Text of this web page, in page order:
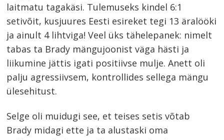
laitmatu tagakäsi. Tulemuseks kindel 6:1
setivõit, kusjuures Eesti esireket tegi 13 äralööki
ja ainult 4 lihtviga! Veel üks tähelepanek: nimelt
tabas ta Brady mängujoonist väga hästi ja
liikumine jättis igati positiivse mulje. Anett oli
palju agressiivsem, kontrollides sellega mängu
ülesehitust.
Selge oli muidugi see, et teises setis võtab
Brady midagi ette ja ta alustaski oma